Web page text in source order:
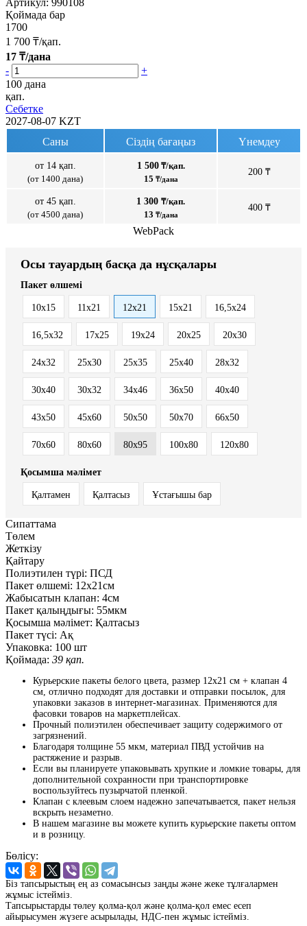
Қоймада бар
1700
1 700 ₸/қап.
17 ₸/дана
-
+
100 дана
қап.
Себетке
2027-08-07 KZT
Саны
Сіздің бағаңыз Үнемдеу
от 14 қап.
(от 1400 дана)
1 500₸/қап.
15 ₸/дана
200 ₸
от 45 қап.
(от 4500 дана)
1 300 ₸/қап.
13 ₸/дана
400 ₸
WebPack
Осы тауардың басқа да нұсқалары
Пакет өлшемі
10x15 11x21 12x21 15x21 16,5х24
16,5х32 17x25 19х24 20x25 20x30
24х32 25x30 25x35 25x40 28х32
30x40 30х32 34х46 36х50 40x40
43х50 45x60 50x50 50x70 66х50
70x60 80х60 80х95 100х80 120х80
Қосымша мәлімет
Қалтамен Қалтасыз Ұстағышы бар
Сипаттама
Төлем
Жеткізу
Қайтару
Полиэтилен түрі: ПСД
Пакет өлшемі: 12x21см
Жабысатын клапан: 4см
Пакет қалыңдығы: 55мкм
Қосымша мәлімет: Қалтасыз
Пакет түсі: Ақ
Упаковка: 100 шт
Қоймада: 39 қап.
Курьерские пакеты белого цвета, размер 12x21 см + клапан 4
см, отлично подходят для доставки и отправки посылок, для
упаковки заказов в интернет-магазинах. Применяются для
фасовки товаров на маркетплейсах.
Прочный полиэтилен обеспечивает защиту содержимого от
загрязнений.
Благодаря толщине 55 мкм, материал ПВД устойчив на
растяжение и разрыв.
Если вы планируете упаковывать хрупкие и ломкие товары, для
дополнительной сохранности при транспортировке
воспользуйтесь пузырчатой пленкой.
Клапан с клеевым слоем надежно запечатывается, пакет нельзя
вскрыть незаметно.
В нашем магазине вы можете купить курьерские пакеты оптом
и в розницу.
Бөлісу:
Біз тапсырыстың ең аз сомасынсыз заңды және жеке тұлғалармен
жұмыс істейміз.
Тапсырыстарды төлеу қолма-қол және қолма-қол емес есеп
айырысумен жүзеге асырылады, НДС-пен жұмыс істейміз.